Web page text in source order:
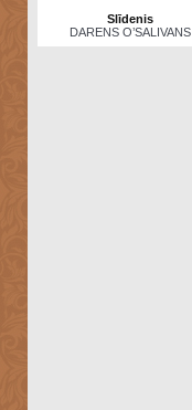
Slīdenis
DARENS O’SALIVANS